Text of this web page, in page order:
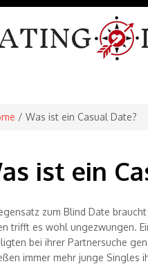
/ Was ist ein Casual Date?
ist ein
zum Blind Date
trifft es wohl ungezwungen.
bei ihrer Partnersuche
immer mehr junge Singles